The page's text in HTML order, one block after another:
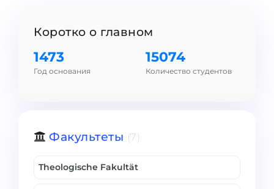
Коротко о главном
1473
Год основания
15074
Количество студентов
Факультеты (7)
Theologische Fakultät